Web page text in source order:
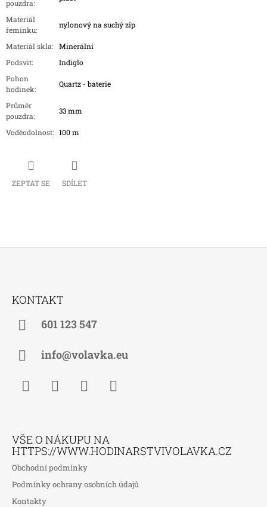
pouzdra:
Materiál
řemínku:
nylonový na suchý zip
Materiál skla:
Minerální
Podsvit:
Indiglo
Pohon
hodinek:
Quartz - baterie
Průměr
pouzdra:
33 mm
Voděodolnost: 100 m
ZEPTAT SE SDÍLET
KONTAKT
601 123 547
info@volavka.eu
VŠE O NÁKUPU NA
HTTPS://WWW.HODINARSTVIVOLAVKA.CZ
Obchodní podmínky
Podmínky ochrany osobních údajů
Kontakty